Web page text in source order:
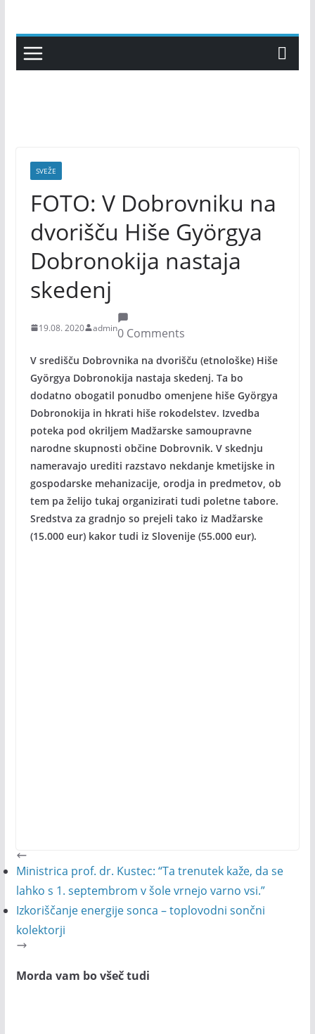
content
SVEŽE
FOTO: V Dobrovniku na
dvorišču Hiše Györgya
Dobronokija nastaja
skedenj
19.08. 2020 admin0 Comments
V središču Dobrovnika na dvorišču (etnološke) Hiše
Györgya Dobronokija nastaja skedenj. Ta bo
dodatno obogatil ponudbo omenjene hiše Györgya
Dobronokija in hkrati hiše rokodelstev. Izvedba
poteka pod okriljem Madžarske samoupravne
narodne skupnosti občine Dobrovnik. V skednju
nameravajo urediti razstavo nekdanje kmetijske in
gospodarske mehanizacije, orodja in predmetov, ob
tem pa želijo tukaj organizirati tudi poletne tabore.
Sredstva za gradnjo so prejeli tako iz Madžarske
(15.000 eur) kakor tudi iz Slovenije (55.000 eur).
Ministrica prof. dr. Kustec: “Ta trenutek kaže, da se
lahko s 1. septembrom v šole vrnejo varno vsi.”
Izkoriščanje energije sonca – toplovodni sončni
kolektorji
Morda vam bo všeč tudi